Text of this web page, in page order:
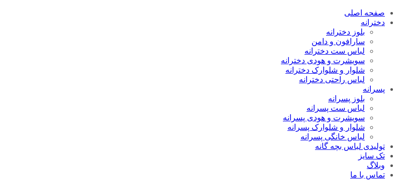
صفحه اصلی
دخترانه
بلوز دخترانه
سارافون و دامن
لباس ست دخترانه
سویشرت و هودی دخترانه
شلوار و شلوارک دخترانه
لباس راحتی دخترانه
پسرانه
بلوز پسرانه
لباس ست پسرانه
سویشرت و هودی پسرانه
شلوار و شلوارک پسرانه
لباس خانگی پسرانه
تولیدی لباس بچه گانه
تک سایز
وبلاگ
تماس با ما